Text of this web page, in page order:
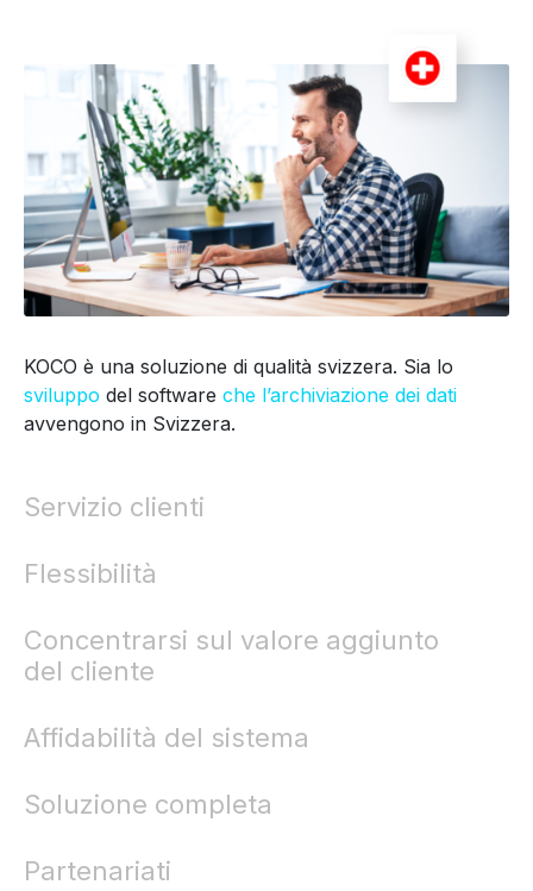
KOCO è una soluzione di qualità svizzera. Sia lo
sviluppo del software che l’archiviazione dei dati
avvengono in Svizzera.
Servizio clienti
Flessibilità
Concentrarsi sul valore aggiunto
del cliente
Affidabilità del sistema
Soluzione completa
Partenariati